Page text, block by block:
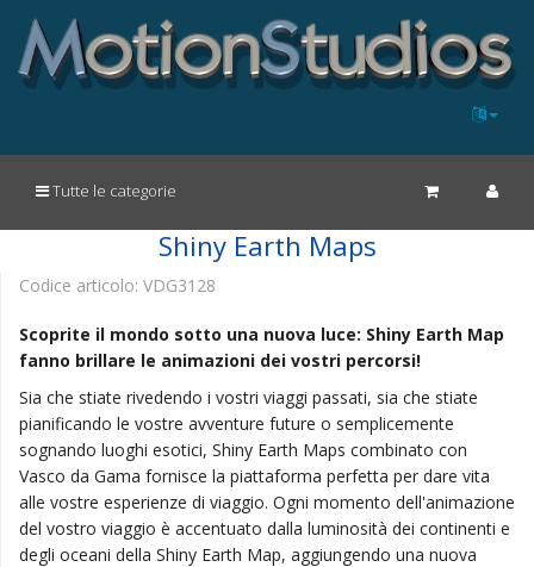
Tutte le categorie
Shiny Earth Maps
Codice articolo: VDG3128
Scoprite il mondo sotto una nuova luce: Shiny Earth Map
fanno brillare le animazioni dei vostri percorsi!
Sia che stiate rivedendo i vostri viaggi passati, sia che stiate
pianificando le vostre avventure future o semplicemente
sognando luoghi esotici, Shiny Earth Maps combinato con
Vasco da Gama fornisce la piattaforma perfetta per dare vita
alle vostre esperienze di viaggio. Ogni momento dell'animazione
del vostro viaggio è accentuato dalla luminosità dei continenti e
degli oceani della Shiny Earth Map, aggiungendo una nuova